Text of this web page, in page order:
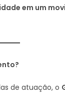
em um
de atuação, o